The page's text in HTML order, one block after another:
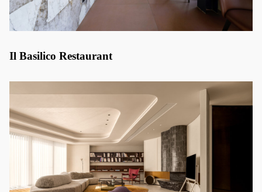
Il Basilico Restaurant